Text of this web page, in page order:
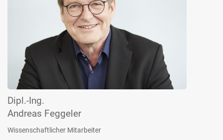
Dipl.-Ing.
Andreas Feggeler
Wissenschaftlicher Mitarbeiter